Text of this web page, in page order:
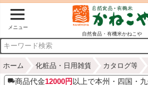
メニュー
自然食品・有機米かねこや
ホーム 化粧品・日用雑貨 カタログ等
商品代金12000円 以上で本州・四国・